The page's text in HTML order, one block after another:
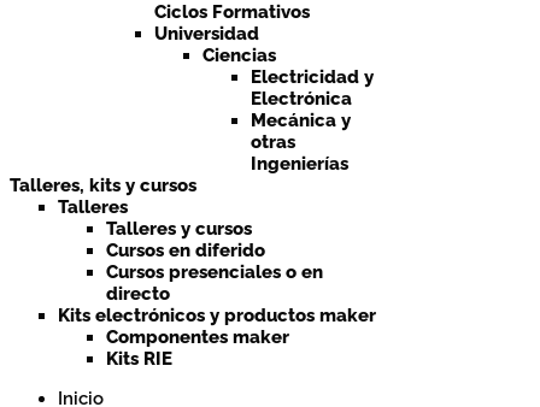
Ciclos Formativos
Universidad
Ciencias
Electricidad y
Electrónica
Mecánica y
otras
Ingenierías
Talleres, kits y cursos
Talleres
Talleres y cursos
Cursos en diferido
Cursos presenciales o en
directo
Kits electrónicos y productos maker
Componentes maker
Kits RIE
Inicio